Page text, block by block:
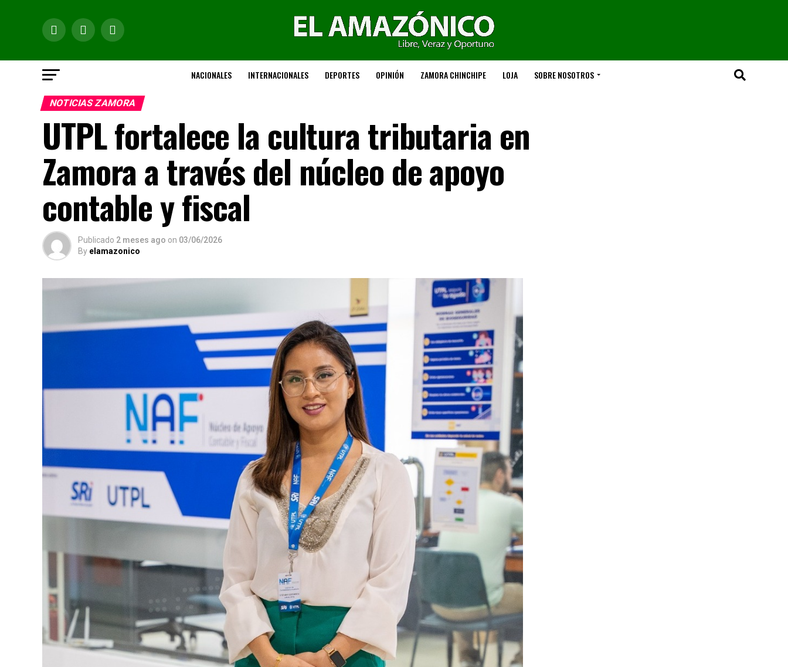
NACIONALES INTERNACIONALES DEPORTES OPINIÓN ZAMORA CHINCHIPE LOJA SOBRE NOSOTROS
NOTICIAS ZAMORA
UTPL fortalece la cultura tributaria en
Zamora a través del núcleo de apoyo
contable y fiscal
Publicado 2 meses ago on 03/06/2026
By elamazonico